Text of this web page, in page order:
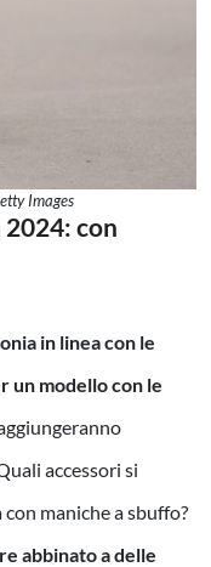
Images
con
in linea con le
un modello con le
accessori si
maniche a sbuffo?
abbinato a delle